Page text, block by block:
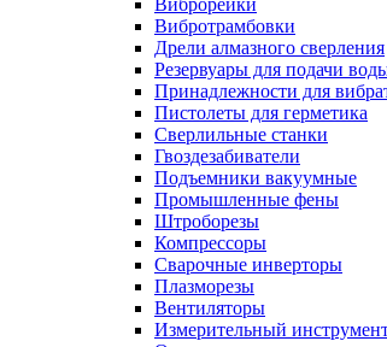
Виброрейки
Вибротрамбовки
Дрели алмазного сверления
Резервуары для подачи
Принадлежности для
Пистолеты для герметика
Сверлильные станки
Гвоздезабиватели
Подъемники вакуумные
Промышленные фены
Штроборезы
Компрессоры
Сварочные инверторы
Плазморезы
Вентиляторы
Измерительный